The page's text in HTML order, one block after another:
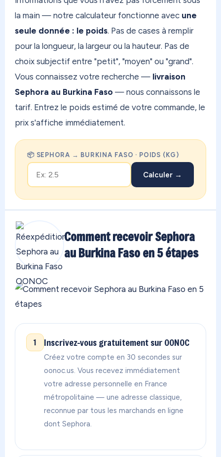
la main — notre calculateur fonctionne avec une
seule donnée : le poids. Pas de cases à remplir
pour la longueur, la largeur ou la hauteur. Pas de
choix subjectif entre "petit", "moyen" ou "grand".
Vous connaissez votre recherche — livraison
Sephora au Burkina Faso — nous connaissons le
tarif. Entrez le poids estimé de votre commande, le
prix s'affiche immédiatement.
📦 SEPHORA → BURKINA FASO · POIDS (KG)
Calculer →
Comment recevoir Sephora
au Burkina Faso en 5 étapes
1 Inscrivez-vous gratuitement sur OONOC
Créez votre compte en 30 secondes sur
oonoc.us. Vous recevez immédiatement
votre adresse personnelle en France
métropolitaine — une adresse classique,
reconnue par tous les marchands en ligne
dont Sephora.